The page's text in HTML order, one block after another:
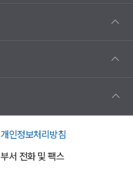
개인정보처리방침
부서 전화 및 팩스